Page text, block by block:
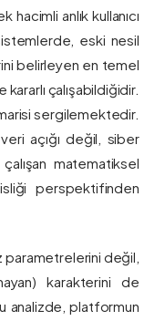
anlık kullanıcı
eski nesil
belirleyen en temel
çalışabildiğidir.
sergilemektedir.
açığı değil, siber
matematiksel
perspektifinden
parametrelerini değil,
karakterini de
analizde, platformun